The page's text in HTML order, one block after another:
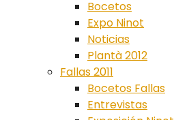
Bocetos
Expo Ninot
Noticias
Plantà 2012
Fallas 2011
Bocetos Fallas
Entrevistas